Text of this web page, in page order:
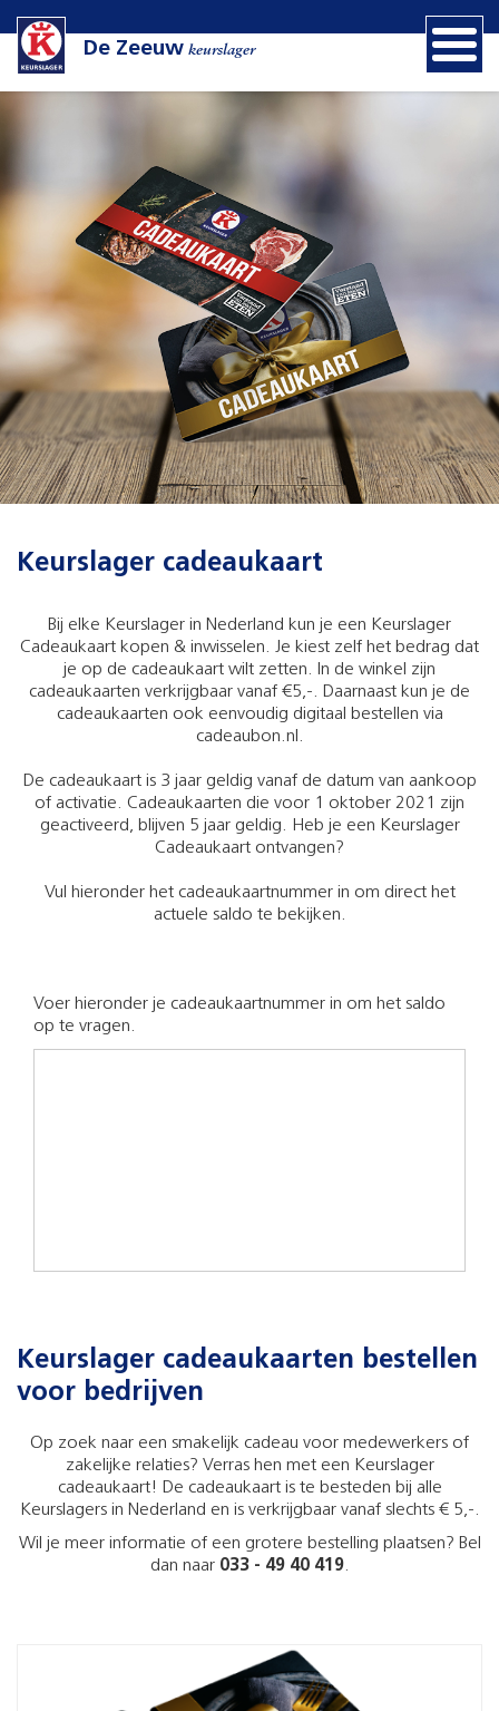
De Zeeuwkeurslager
Keurslager cadeaukaart
Bij elke Keurslager in Nederland kun je een Keurslager
Cadeaukaart kopen & inwisselen. Je kiest zelf het bedrag dat
je op de cadeaukaart wilt zetten. In de winkel zijn
cadeaukaarten verkrijgbaar vanaf €5,-. Daarnaast kun je de
cadeaukaarten ook eenvoudig digitaal bestellen via
cadeaubon.nl.
De cadeaukaart is 3 jaar geldig vanaf de datum van aankoop
of activatie. Cadeaukaarten die voor 1 oktober 2021 zijn
geactiveerd, blijven 5 jaar geldig. Heb je een Keurslager
Cadeaukaart ontvangen?
Vul hieronder het cadeaukaartnummer in om direct het
actuele saldo te bekijken.
Voer hieronder je cadeaukaartnummer in om het saldo
op te vragen.
Keurslager cadeaukaarten bestellen
voor bedrijven
Op zoek naar een smakelijk cadeau voor medewerkers of
zakelijke relaties? Verras hen met een Keurslager
cadeaukaart! De cadeaukaart is te besteden bij alle
Keurslagers in Nederland en is verkrijgbaar vanaf slechts € 5,-.
Wil je meer informatie of een grotere bestelling plaatsen? Bel
dan naar 033 - 49 40 419.